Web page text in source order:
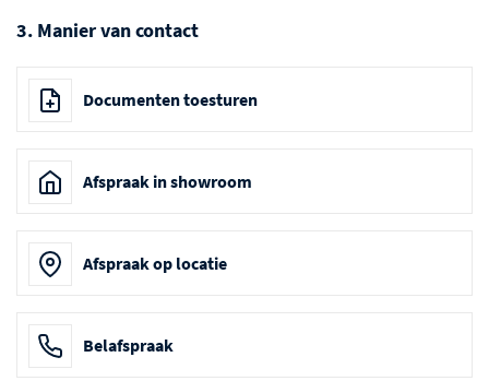
3. Manier van contact
Documenten toesturen
Afspraak in showroom
Afspraak op locatie
Belafspraak